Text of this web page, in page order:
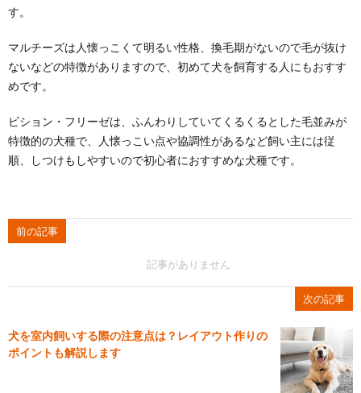
す。
マルチーズは人懐っこくて明るい性格、換毛期がないので毛が抜け
ないなどの特徴がありますので、初めて犬を飼育する人にもおすす
めです。
ビション・フリーゼは、ふんわりしていてくるくるとした毛並みが
特徴的の犬種で、人懐っこい点や協調性があるなど飼い主には従
順、しつけもしやすいので初心者におすすめな犬種です。
前の記事
記事がありません
次の記事
犬を室内飼いする際の注意点は？レイアウト作りの
ポイントも解説します